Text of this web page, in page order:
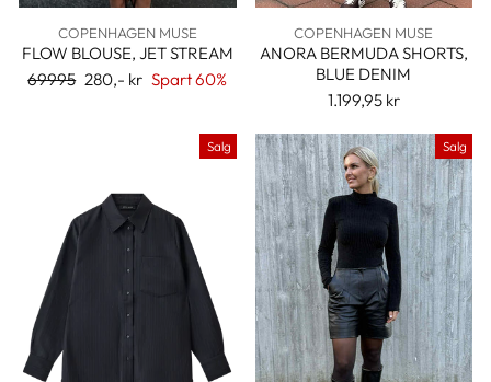
COPENHAGEN MUSE
FLOW BLOUSE, JET STREAM
Ordinær
69995 Salgspris
280,- kr Spart 60%
COPENHAGEN MUSE
ANORA BERMUDA SHORTS,
BLUE DENIM
1.199,95 kr
Salg Salg